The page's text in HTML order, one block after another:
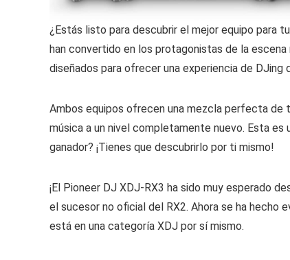
¿Estás listo para descubrir el mejor equipo para
han convertido en los protagonistas de la
diseñados para ofrecer una experiencia de
Ambos equipos ofrecen una mezcla perfecta de
música a un nivel completamente nuevo. Esta es
ganador? ¡Tienes que descubrirlo por ti mismo!
¡El Pioneer DJ XDJ-RX3 ha sido muy esperado
el sucesor no oficial del RX2. Ahora se ha hecho
está en una categoría XDJ por sí mismo.